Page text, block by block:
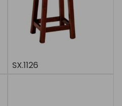
SX.1126